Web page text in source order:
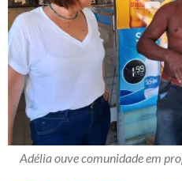
Adélia ouve comunidade em